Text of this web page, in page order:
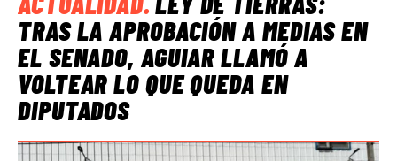
TRAS LA APROBACIÓN A MEDIAS EN
EL SENADO, AGUIAR LLAMÓ A
VOLTEAR LO QUE QUEDA EN
DIPUTADOS